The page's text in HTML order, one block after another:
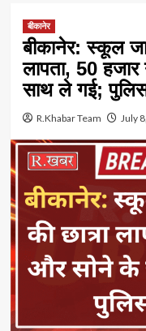
बीकानेर
बीकानेर: स्कूल
लापता, 50
साथ ले गई;
R.Khabar Team July